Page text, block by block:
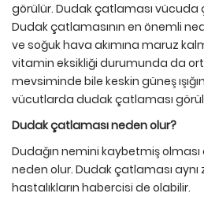
görülür. Dudak çatlaması vücuda
Dudak çatlamasının en önemli
ve soğuk hava akımına maruz
vitamin eksikliği durumunda da
mevsiminde bile keskin güneş
vücutlarda dudak çatlaması
Dudak çatlaması neden olur?
Dudağın nemini kaybetmiş
neden olur. Dudak çatlaması
hastalıkların habercisi de olabilir.